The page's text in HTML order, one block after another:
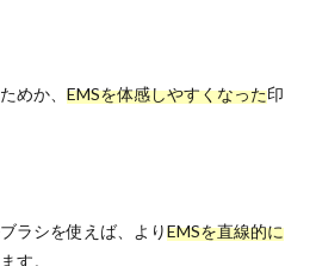
めか、 EMSを体感しやすくなった印
ラシを使えば、よりEMSを直線的に
す。